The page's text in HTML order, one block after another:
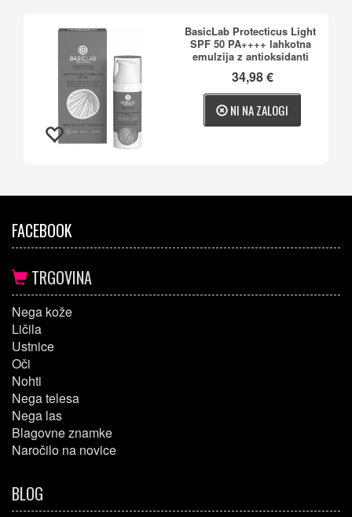
BasicLab Protecticus Light
SPF 50 PA++++ lahkotna
emulzija z antioksidanti
34,98 €
NI NA ZALOGI
FACEBOOK
TRGOVINA
Nega kože
Ličila
Ustnice
Oči
Nohti
Nega telesa
Nega las
Blagovne znamke
Naročilo na novice
BLOG